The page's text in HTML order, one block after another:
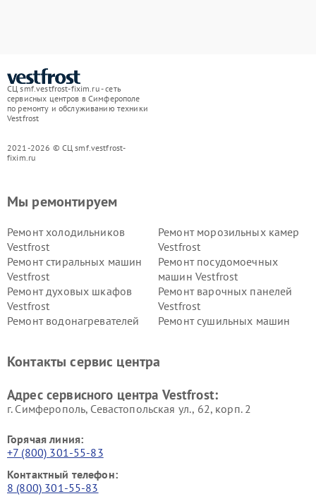
СЦ smf.vestfrost-fixim.ru - сеть
сервисных центров в Симферополе
по ремонту и обслуживанию техники
Vestfrost
2021-2026 © СЦ smf.vestfrost-
fixim.ru
Мы ремонтируем
Ремонт холодильников
Vestfrost
Ремонт морозильных камер
Vestfrost
Ремонт стиральных машин
Vestfrost
Ремонт посудомоечных
машин Vestfrost
Ремонт духовых шкафов
Vestfrost
Ремонт варочных панелей
Vestfrost
Ремонт водонагревателей
Ремонт сушильных машин
Vestfrost
Контакты сервис центра
Адрес сервисного центра Vestfrost:
г. Симферополь, Севастопольская ул., 62, корп. 2
Горячая линия:
+7 (800) 301-55-83
Контактный телефон:
8 (800) 301-55-83